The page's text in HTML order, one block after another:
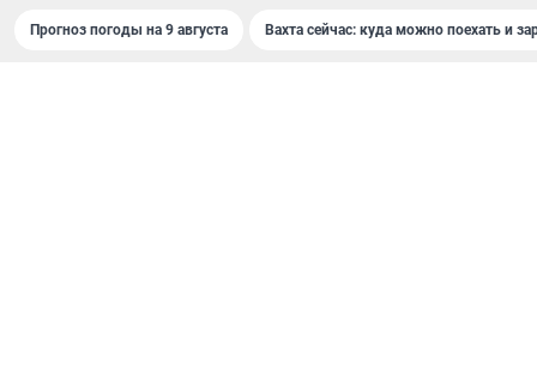
Прогноз погоды на 9 августа Вахта сейчас: куда можно поехать и